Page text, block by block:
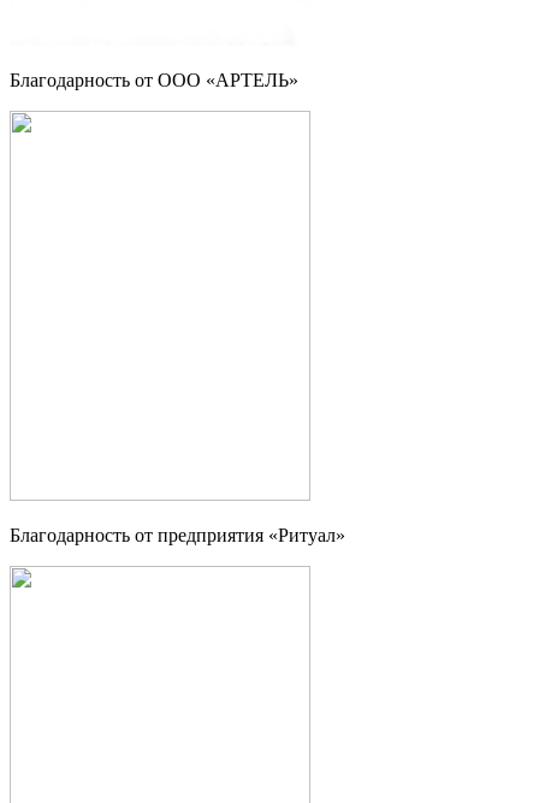
Благодарность от ООО «АРТЕЛЬ»
Благодарность от предприятия «Ритуал»